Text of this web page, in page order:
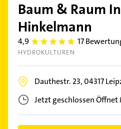
Baum & Raum
Hinkelmann
4,9 4.9 17
HYDROKULTUREN
Dauthestr. 23,04317
Jetzt geschlossenÖffnet